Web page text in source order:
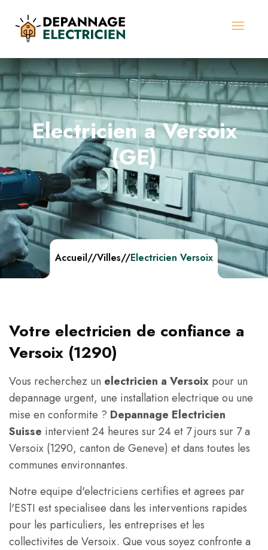
Electricien a Versoix
(GE)
Accueil//Villes//Electricien Versoix
Votre electricien de confiance a
Versoix (1290)
Vous recherchez un electricien a Versoix pour un
depannage urgent, une installation electrique ou une
mise en conformite ? Depannage Electricien
Suisse intervient 24 heures sur 24 et 7 jours sur 7 a
Versoix (1290, canton de Geneve) et dans toutes les
communes environnantes.
Notre equipe d'electriciens certifies et agrees par
l'ESTI est specialisee dans les interventions rapides
pour les particuliers, les entreprises et les
collectivites de Versoix. Que vous soyez confronte a